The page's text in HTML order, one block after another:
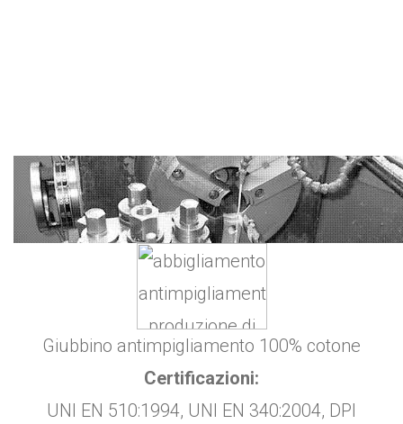
Giubbino antimpigliamento 100% cotone
Certificazioni:
UNI EN 510:1994, UNI EN 340:2004, DPI